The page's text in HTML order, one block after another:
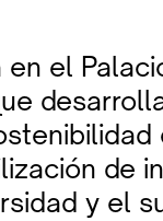
el
de
y el